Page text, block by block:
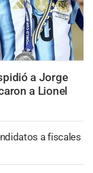
a Jorge
a Lionel
a fiscales